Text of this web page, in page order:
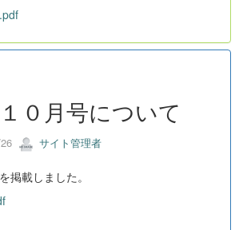
０月号について
サイト管理者
掲載しました。